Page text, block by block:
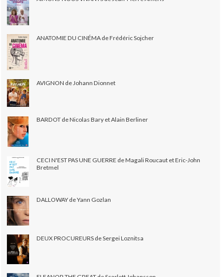
ANATOMIE DU CINÉMA de Frédéric Sojcher
AVIGNON de Johann Dionnet
BARDOT de Nicolas Bary et Alain Berliner
CECI N'EST PAS UNE GUERRE de Magali Roucaut et Eric-John
Bretmel
DALLOWAY de Yann Gozlan
DEUX PROCUREURS de Sergei Loznitsa